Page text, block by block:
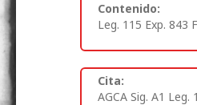
Contenido:
Leg. 115 Exp. 843
Cita:
AGCA Sig. A1 Leg.